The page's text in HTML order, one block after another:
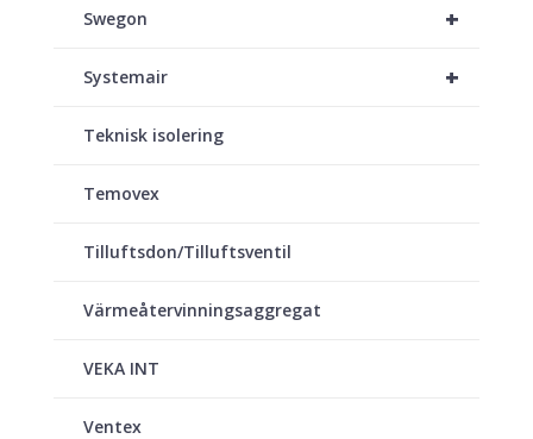
+
Swegon
+
Systemair
Teknisk isolering
Temovex
Tilluftsdon/Tilluftsventil
Värmeåtervinningsaggregat
VEKA INT
Ventex